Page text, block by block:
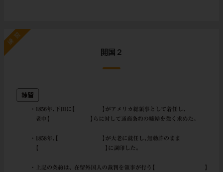
練習
開国２